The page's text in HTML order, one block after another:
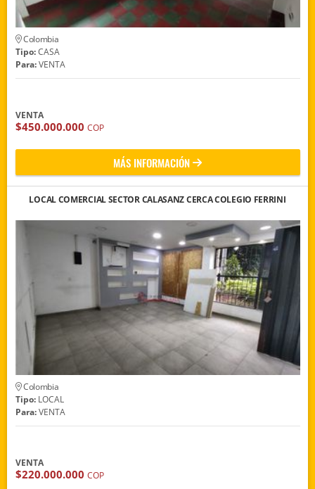
Colombia
Tipo:CASA
Para:VENTA
VENTA
$450.000.000 COP
MÁS INFORMACIÓN
LOCAL COMERCIAL SECTOR CALASANZ CERCA COLEGIO FERRINI
Colombia
Tipo:LOCAL
Para:VENTA
VENTA
$220.000.000 COP